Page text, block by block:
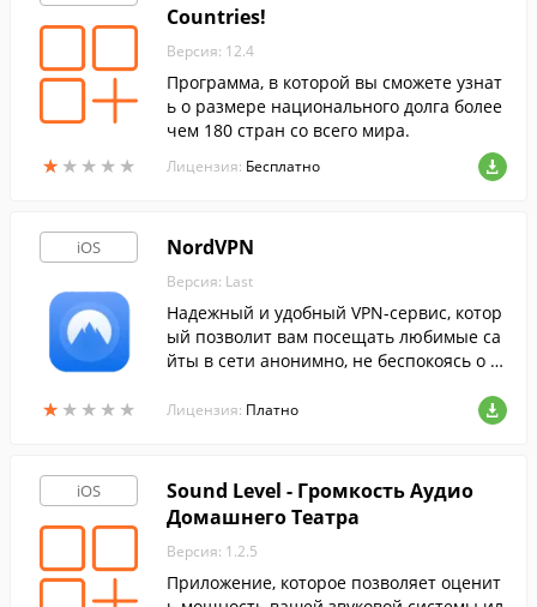
★ ★ ★ ★ ★
★ ★ ★ ★ ★
Countries!
Версия: 12.4
Программа, в которой вы сможете узнат
ь о размере национального долга более
чем 180 стран со всего мира.
Лицензия: Бесплатно
iOS
★ ★ ★ ★ ★
★ ★ ★ ★ ★
NordVPN
Версия: Last
Надежный и удобный VPN-сервис, котор
ый позволит вам посещать любимые са
йты в сети анонимно, не беспокоясь о с
ичных сетях.
Лицензия: Платно
iOS
Sound Level - Громкость Аудио
Домашнего Театра
Версия: 1.2.5
Приложение, которое позволяет оценит